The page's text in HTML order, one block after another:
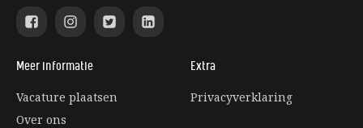
Meer informatie
Vacature plaatsen
Over ons
Extra
Privacyverklaring